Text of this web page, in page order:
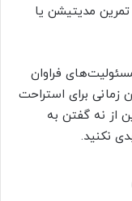
مدیتیشن یا
فراوان
برای استراحت
از نه گفتن به
نکنید.